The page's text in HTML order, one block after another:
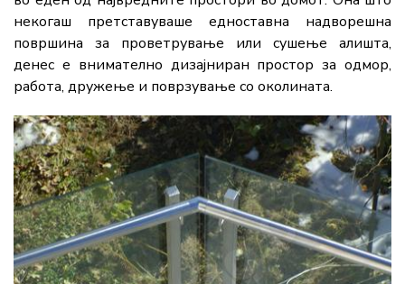
некогаш претставуваше едноставна надворешна
површина за проветрување или сушење алишта,
денес е внимателно дизајниран простор за одмор,
работа, дружење и поврзување со околината.